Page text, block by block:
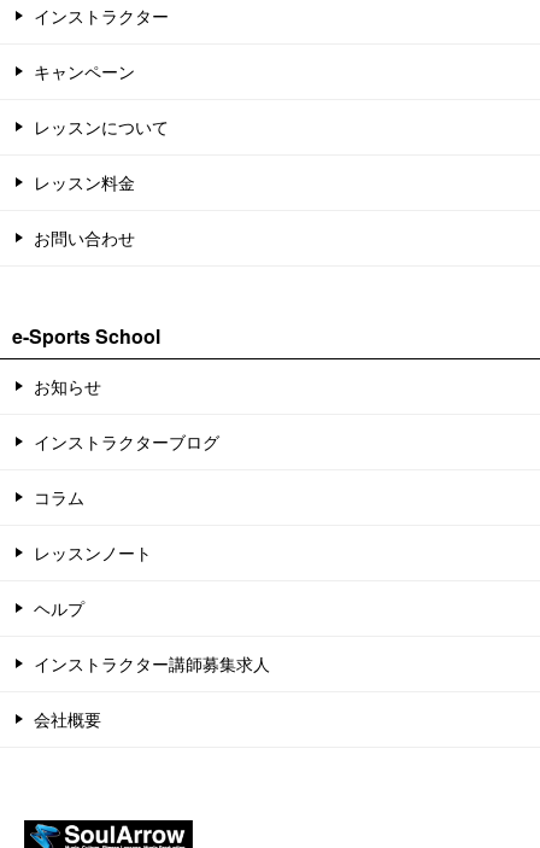
インストラクター
キャンペーン
レッスンについて
レッスン料金
お問い合わせ
e-Sports School
お知らせ
インストラクターブログ
コラム
レッスンノート
ヘルプ
インストラクター講師募集求人
会社概要